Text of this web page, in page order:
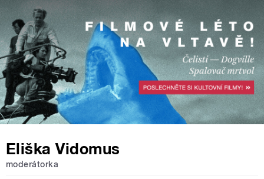
Eliška Vidomus
moderátorka